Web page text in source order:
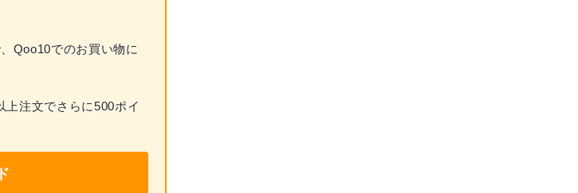
Qoo10でのお買い物に
上注文でさらに500ポイ